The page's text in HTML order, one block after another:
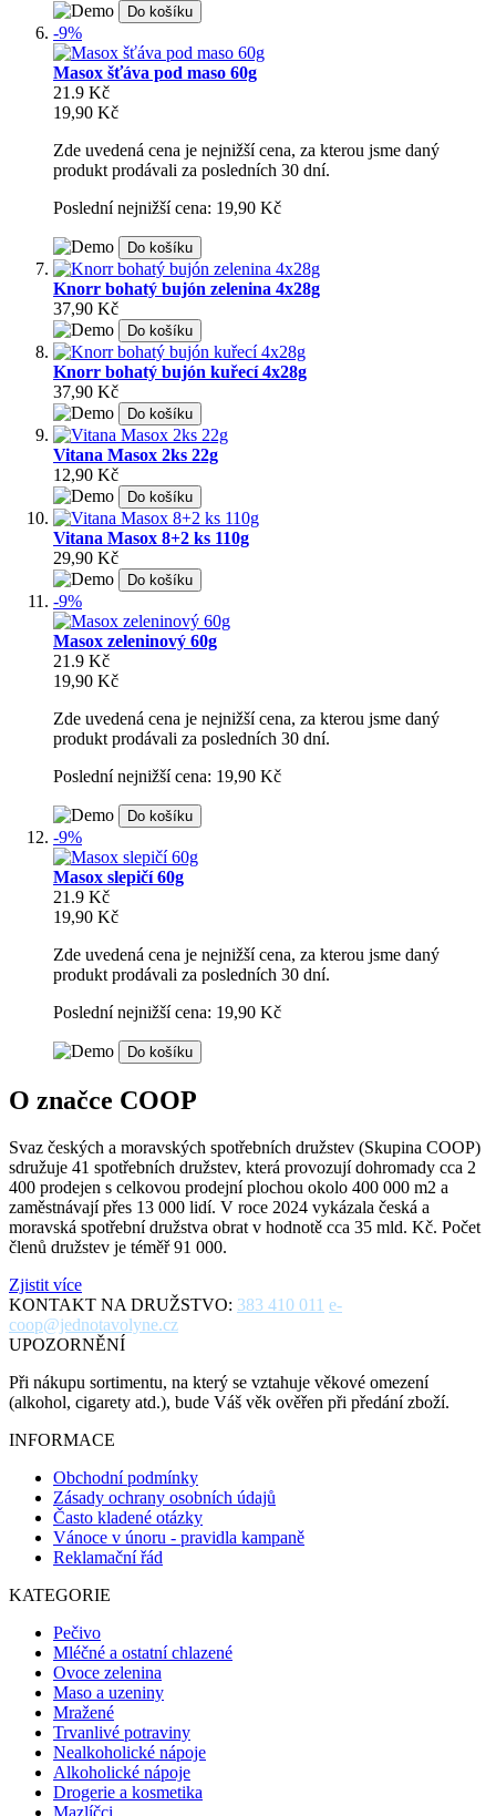
Do košíku
-9%
Masox šťáva pod maso 60g
21.9 Kč
19,90 Kč
Zde uvedená cena je nejnižší cena, za kterou jsme daný
produkt prodávali za posledních 30 dní.
Poslední nejnižší cena: 19,90 Kč
Do košíku
Knorr bohatý bujón zelenina 4x28g
37,90 Kč
Do košíku
Knorr bohatý bujón kuřecí 4x28g
37,90 Kč
Do košíku
Vitana Masox 2ks 22g
12,90 Kč
Do košíku
Vitana Masox 8+2 ks 110g
29,90 Kč
Do košíku
-9%
Masox zeleninový 60g
21.9 Kč
19,90 Kč
Zde uvedená cena je nejnižší cena, za kterou jsme daný
produkt prodávali za posledních 30 dní.
Poslední nejnižší cena: 19,90 Kč
Do košíku
-9%
Masox slepičí 60g
21.9 Kč
19,90 Kč
Zde uvedená cena je nejnižší cena, za kterou jsme daný
produkt prodávali za posledních 30 dní.
Poslední nejnižší cena: 19,90 Kč
Do košíku
O značce COOP
Svaz českých a moravských spotřebních družstev (Skupina COOP)
sdružuje 41 spotřebních družstev, která provozují dohromady cca 2
400 prodejen s celkovou prodejní plochou okolo 400 000 m2 a
zaměstnávají přes 13 000 lidí. V roce 2024 vykázala česká a
moravská spotřební družstva obrat v hodnotě cca 35 mld. Kč. Počet
členů družstev je téměř 91 000.
Zjistit více
KONTAKT NA DRUŽSTVO: 383 410 011 e-
coop@jednotavolyne.cz
UPOZORNĚNÍ
Při nákupu sortimentu, na který se vztahuje věkové omezení
(alkohol, cigarety atd.), bude Váš věk ověřen při předání zboží.
INFORMACE
Obchodní podmínky
Zásady ochrany osobních údajů
Často kladené otázky
Vánoce v únoru - pravidla kampaně
Reklamační řád
KATEGORIE
Pečivo
Mléčné a ostatní chlazené
Ovoce zelenina
Maso a uzeniny
Mražené
Trvanlivé potraviny
Nealkoholické nápoje
Alkoholické nápoje
Drogerie a kosmetika
Mazlíčci